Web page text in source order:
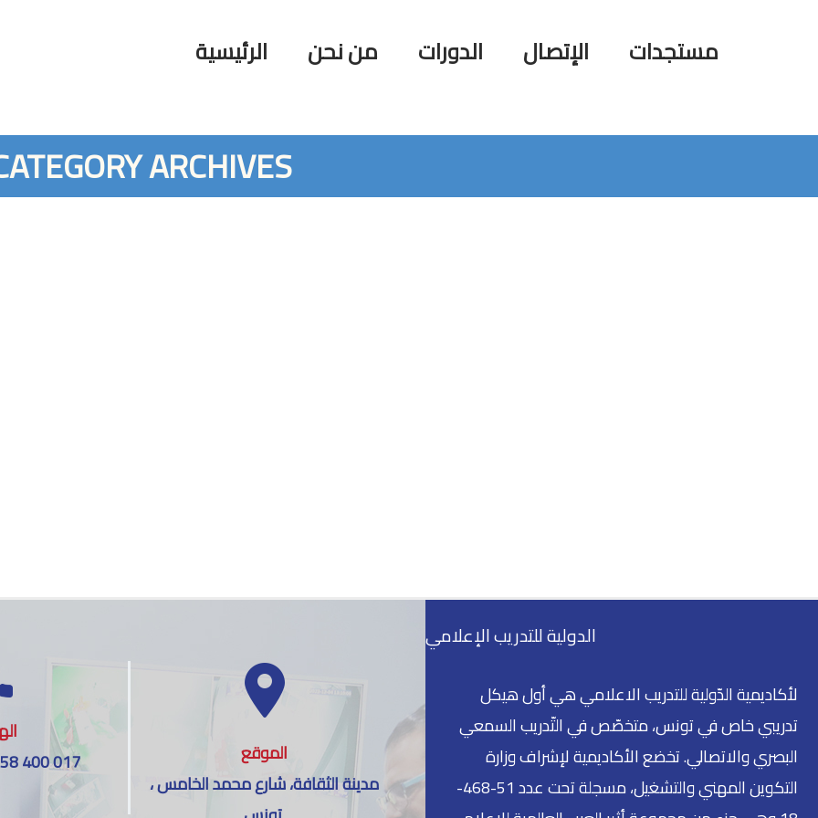
الرئيسية من نحن الدورات الإتصال مستجدات
ARCHIVES
400 017
الموقع
مدينة الثقافة، شارع محمد الخامس ،
الدولية للتدريب الإعلامي
لأكاديمية الدّولية للتدريب الاعلامي هي أول هيكل
تدريبي خاص في تونس، متخصّص في التّدريب السمعي
البصري والاتصالي. تخضع الأكاديمية لإشراف وزارة
التكوين المهني والتشغيل، مسجلة تحت عدد 51-468-